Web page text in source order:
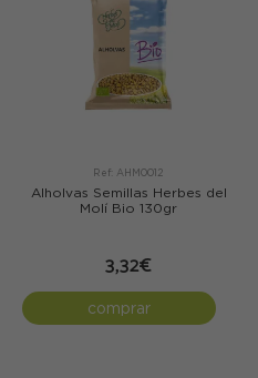
Ref: AHM0012
Alholvas Semillas Herbes del
Molí Bio 130gr
3,32€
comprar